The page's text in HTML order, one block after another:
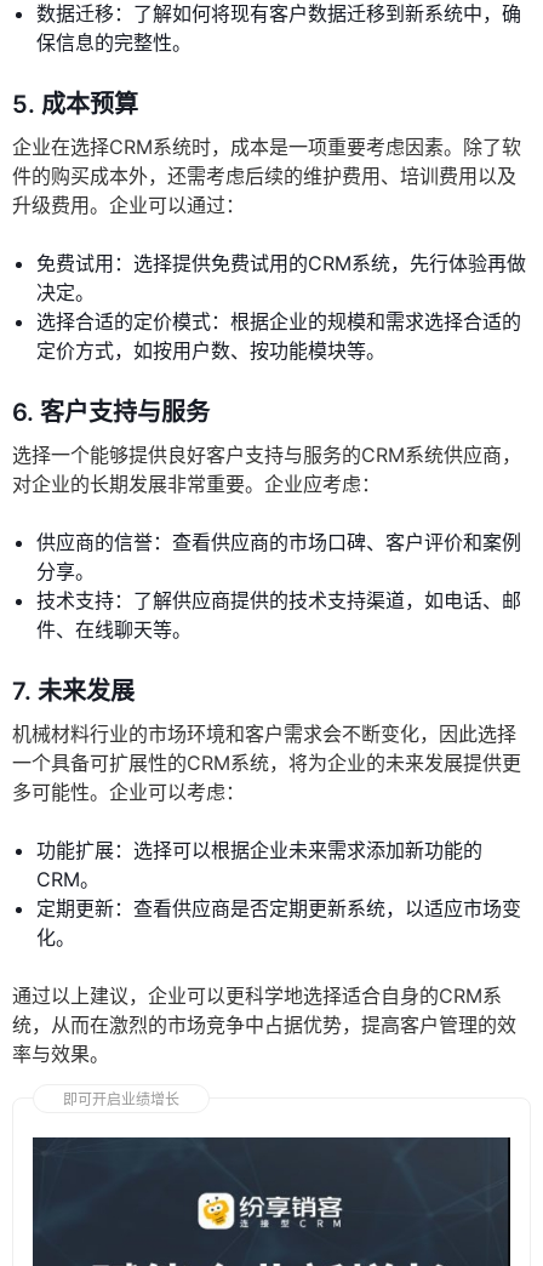
数据迁移：了解如何将现有客户数据迁移到新系统中，确
保信息的完整性。
5. 成本预算
企业在选择CRM系统时，成本是一项重要考虑因素。除了软
件的购买成本外，还需考虑后续的维护费用、培训费用以及
升级费用。企业可以通过：
免费试用：选择提供免费试用的CRM系统，先行体验再做
决定。
选择合适的定价模式：根据企业的规模和需求选择合适的
定价方式，如按用户数、按功能模块等。
6. 客户支持与服务
选择一个能够提供良好客户支持与服务的CRM系统供应商，
对企业的长期发展非常重要。企业应考虑：
供应商的信誉：查看供应商的市场口碑、客户评价和案例
分享。
技术支持：了解供应商提供的技术支持渠道，如电话、邮
件、在线聊天等。
7. 未来发展
机械材料行业的市场环境和客户需求会不断变化，因此选择
一个具备可扩展性的CRM系统，将为企业的未来发展提供更
多可能性。企业可以考虑：
功能扩展：选择可以根据企业未来需求添加新功能的
CRM。
定期更新：查看供应商是否定期更新系统，以适应市场变
化。
通过以上建议，企业可以更科学地选择适合自身的CRM系
统，从而在激烈的市场竞争中占据优势，提高客户管理的效
率与效果。
即可开启业绩增长